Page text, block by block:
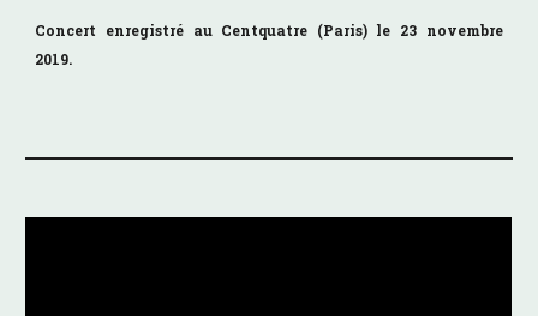
Concert enregistré auCentquatre (Paris) le 23 novembre
2019.